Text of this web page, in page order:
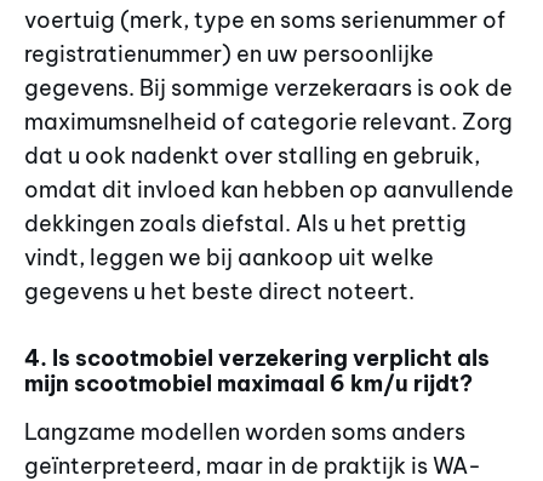
voertuig (merk, type en soms serienummer of
registratienummer) en uw persoonlijke
gegevens. Bij sommige verzekeraars is ook de
maximumsnelheid of categorie relevant. Zorg
dat u ook nadenkt over stalling en gebruik,
omdat dit invloed kan hebben op aanvullende
dekkingen zoals diefstal. Als u het prettig
vindt, leggen we bij aankoop uit welke
gegevens u het beste direct noteert.
4. Is scootmobiel verzekering verplicht als
mijn scootmobiel maximaal 6 km/u rijdt?
Langzame modellen worden soms anders
geïnterpreteerd, maar in de praktijk is WA-